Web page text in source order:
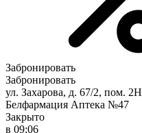
Забронировать
Забронировать
ул. Захарова, д. 67/2, пом. 2Н
Белфармация Аптека №47
Закрыто
в 09:06